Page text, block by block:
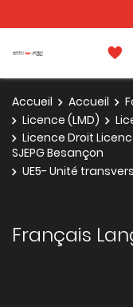
Accueil Accueil
Licence (LMD)
Licence Droit
SJEPG Besançon
UE5- Unité
Français